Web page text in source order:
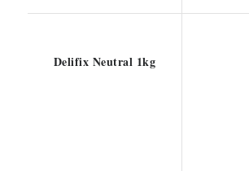
Delifix Neutral 1kg